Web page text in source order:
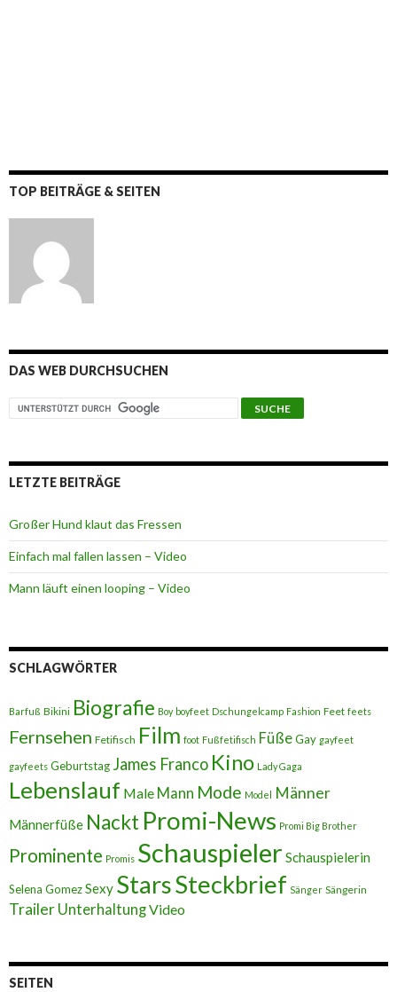
TOP BEITRÄGE & SEITEN
DAS WEB DURCHSUCHEN
LETZTE BEITRÄGE
Großer Hund klaut das Fressen
Einfach mal fallen lassen – Video
Mann läuft einen looping – Video
SCHLAGWÖRTER
Barfuß Bikini Biografie Boy boyfeet Dschungelcamp Fashion Feet feets
Fernsehen Fetifisch Film foot Fußfetifisch FüßeGay gayfeet
gayfeets Geburtstag James Franco Kino Lady Gaga
Lebenslauf Male Mann Mode Model Männer
Männerfüße Nackt Promi-News Promi Big Brother
Prominente Promis Schauspieler Schauspielerin
Selena GomezSexy StarsSteckbrief Sänger Sängerin
Trailer UnterhaltungVideo
SEITEN